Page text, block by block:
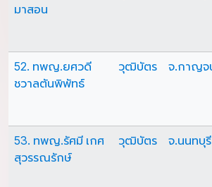
มาสอน
52. ทพญ.ยศวดี
ชวาลตันพิพัทธ์
วุฒิบัตร จ.กาญจ
53. ทพญ.รัศมี เกศ
สุวรรณรักษ์
วุฒิบัตร จ.นนทบุรี